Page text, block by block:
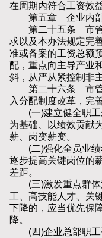
在周期内符合工资效
第五章 企业内部
第二十五条 市管
求以及本办法规定完
准或备案的工资总额
配，重点向主导产业
斜，从严从紧控制非
第二十六条 市管
入分配制度改革，完
(一)建立健全职工
为基础、以绩效贡献
薪、岗变薪变。
(二)强化全员业绩
逐步提高关键岗位的
差距。
(三)激发重点群体
工、高技能人才、关
下降的，应当优先保
降。
(四)企业总部职工